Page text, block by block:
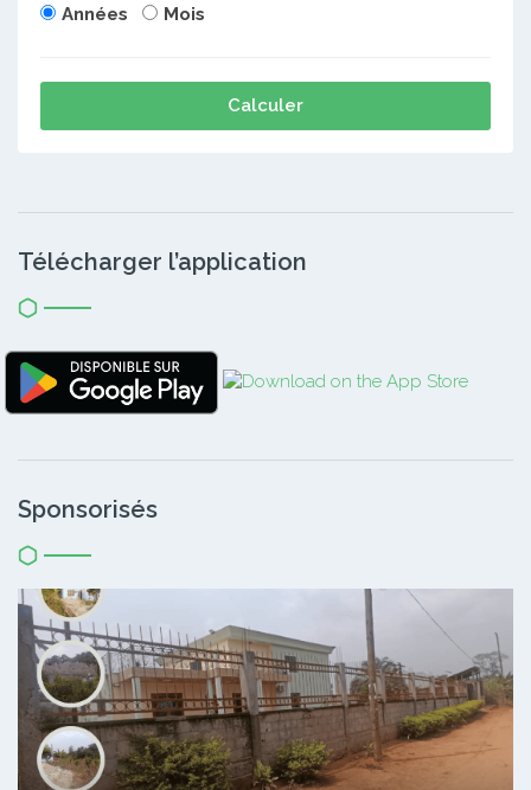
Années Mois
Calculer
Télécharger l’application
Sponsorisés